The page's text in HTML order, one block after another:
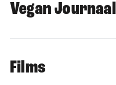
Vegan Journaal
Films